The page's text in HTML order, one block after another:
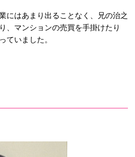
にはあまり出ることなく、兄の治之
、マンションの売買を手掛けたり
ていました。